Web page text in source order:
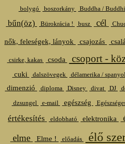
bolygó boszorkány Buddha /
bűn(öz) Bürokrácia ! busz cél
nők, feleségek, lányok csajozás
csirke, kakas csoda csoport -
cuki dalszövegek délamerika / spanyol
dimenzió diploma Disney divat DJ
dzsungel e-mail egészség
értékesítés
eldobható elektronika
elme Elme ! előadás élő